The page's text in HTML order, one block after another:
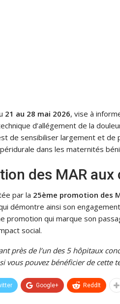
21 au 28 mai 2026, vise à
d’allégement de la
de sensibiliser largement et de
dans les maternités
des MAR aux
par la 25ème promotion des
démontre ainsi son
promotion qui marque son
social.
près de l’un des 5 hôpitaux
vous pouvez bénéficier de cette
Google+ ReddIt